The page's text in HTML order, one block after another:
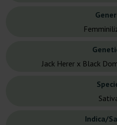
Jack Herer x Black
Indica/